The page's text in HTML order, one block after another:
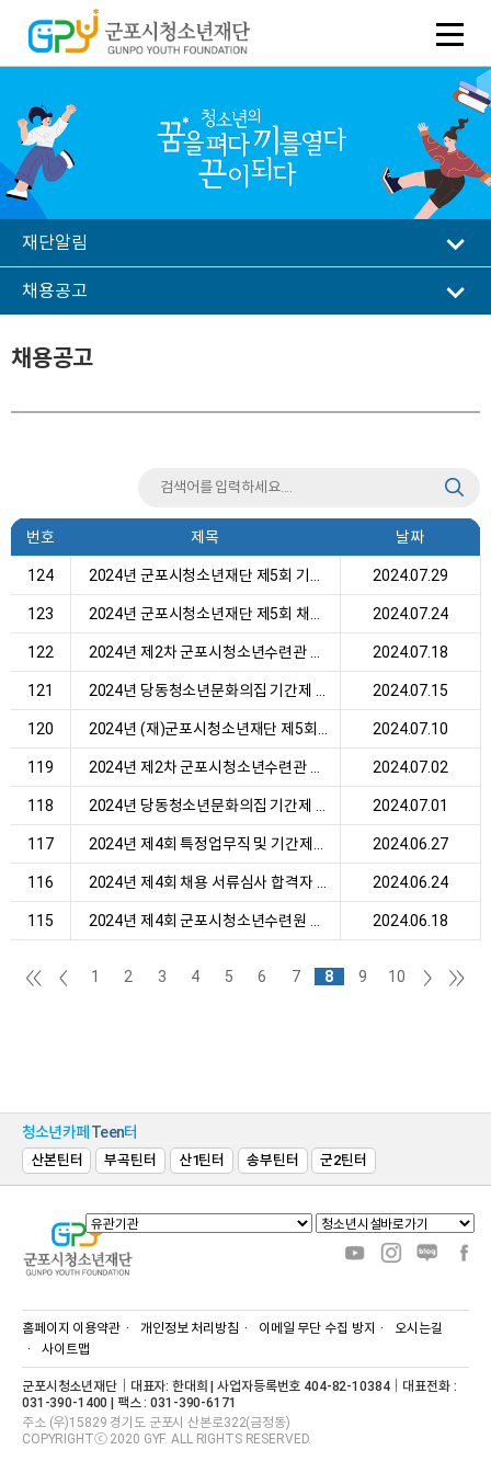
재단알림
채용공고
채용공고
번호 제목 날짜
124 2024.07.29
123 2024.07.24
122 2024.07.18
121 2024.07.15
120 2024.07.10
119 2024.07.02
118 2024.07.01
117 2024.06.27
116 2024.06.24
115 2024.06.18
1 2 3 4 5 6 7 8 9 10
청소년카페 Teen터
산본틴터 부곡틴터 산1틴터 송부틴터 군2틴터
홈페이지 이용약관 개인정보 처리방침 이메일 무단 수집 방지
오시는길
사이트맵
군포시청소년재단｜대표자: 한대희 | 사업자등록번호 404-82-10384｜대표전화 :
031-390-1400 | 팩스 : 031-390-6171
주소 (우)15829 경기도 군포시 산본로322(금정동)
COPYRIGHTⓒ 2020 GYF. ALL RIGHTS RESERVED.